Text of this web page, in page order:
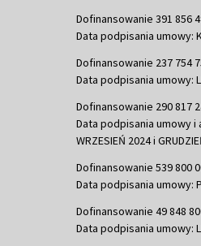
Dofinansowanie 391 856
Data podpisania umowy:
Dofinansowanie 237 754
Data podpisania umowy:
Dofinansowanie 290 817
Data podpisania umowy i
WRZESIEŃ 2024 i
Dofinansowanie 539 800
Data podpisania umowy:
Dofinansowanie 49 848
Data podpisania umowy: